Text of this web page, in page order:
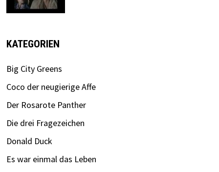
KATEGORIEN
Big City Greens
Coco der neugierige Affe
Der Rosarote Panther
Die drei Fragezeichen
Donald Duck
Es war einmal das Leben